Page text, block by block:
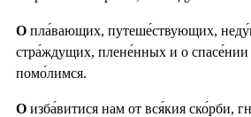
О пла́вающих, путеше́ствующих,
стра́ждущих, плене́нных и о спасе́нии
помо́лимся.
О изба́витися нам от вся́кия ско́рби,